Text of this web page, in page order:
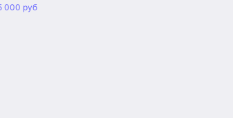
000 руб